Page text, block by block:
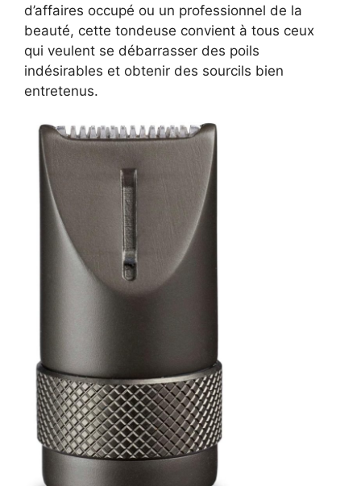
d’affaires occupé ou un professionnel de la
beauté, cette tondeuse convient à tous ceux
qui veulent se débarrasser des poils
indésirables et obtenir des sourcils bien
entretenus.